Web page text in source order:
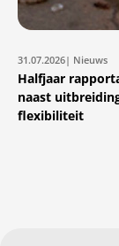
31.07.2026| Nieuws
Halfjaar
naast
flexibiliteit